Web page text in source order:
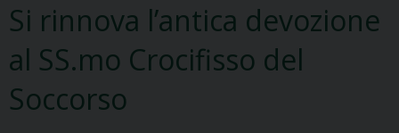
Ponte
Si rinnova l’antica devozione
al SS.mo Crocifisso del
Soccorso